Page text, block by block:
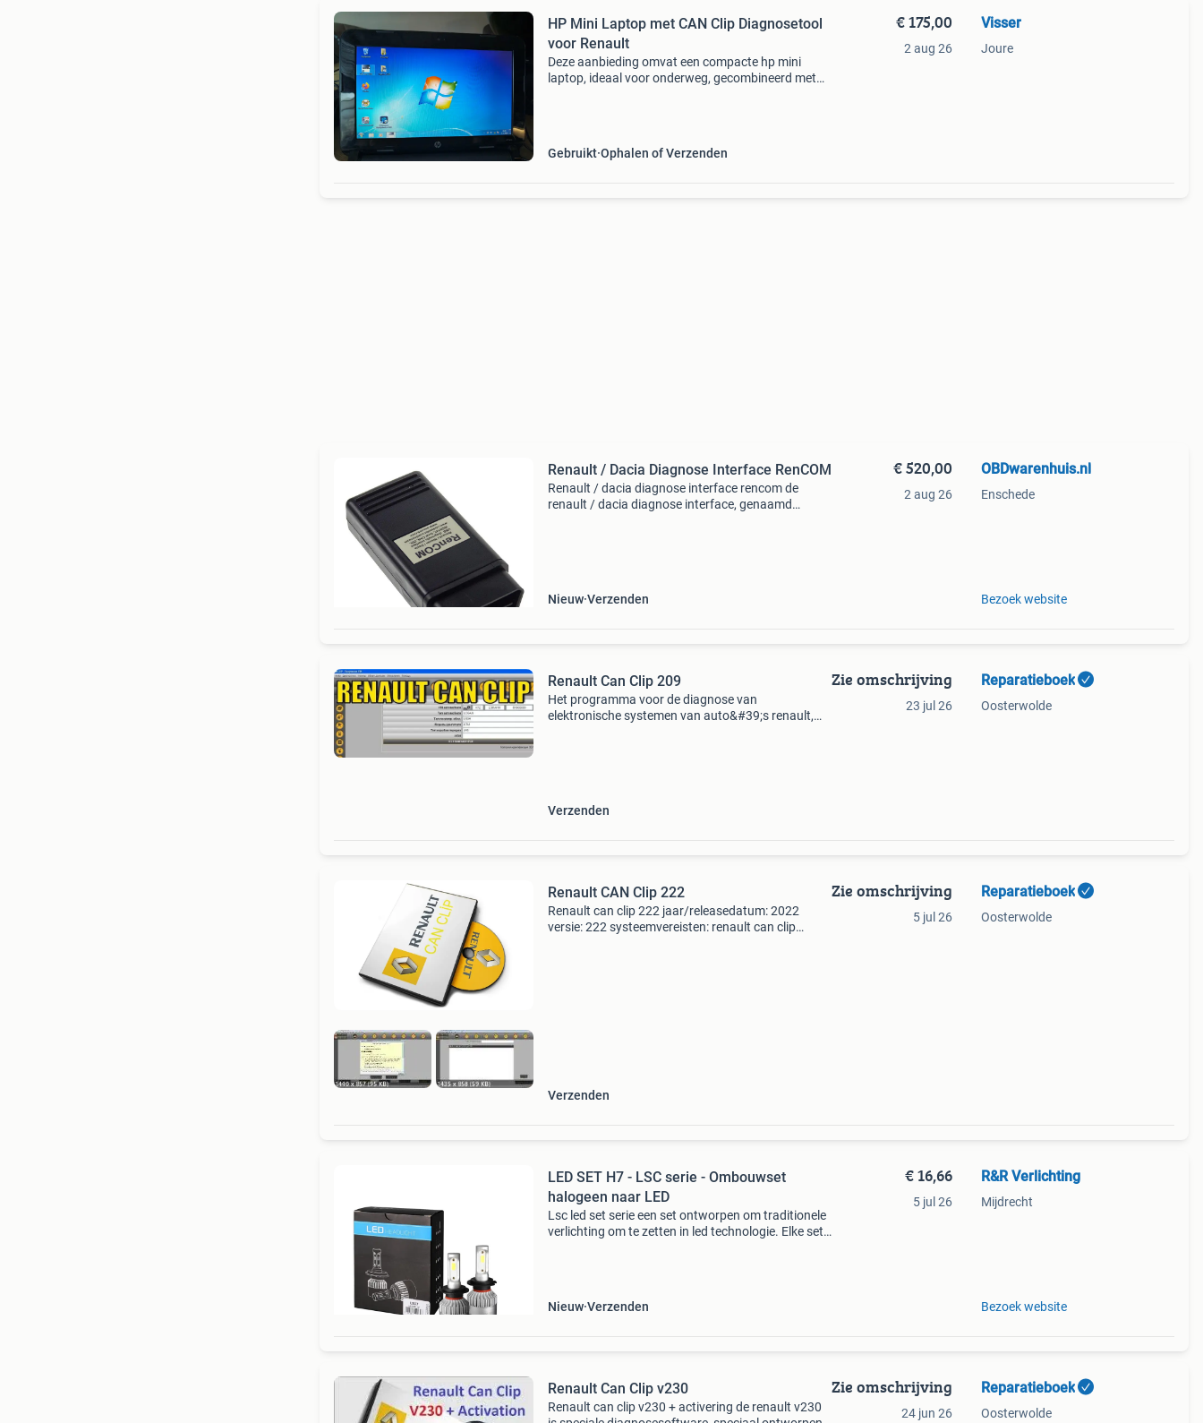
HP Mini Laptop met CAN Clip Diagnosetool
voor Renault
Deze aanbieding omvat een compacte hp mini
laptop, ideaal voor onderweg, gecombineerd met
Gebruikt Ophalen of Verzenden
€ 175,00
2 aug 26
Visser
Joure
Renault / Dacia Diagnose Interface RenCOM
Renault / dacia diagnose interface rencom de
renault / dacia diagnose interface, genaamd
Nieuw Verzenden
€ 520,00
2 aug 26
OBDwarenhuis.nl
Enschede
Bezoek website
Renault Can Clip 209
Het programma voor de diagnose van
elektronische systemen van auto&#39;s renault,
Verzenden
Zie omschrijving
23 jul 26
Reparatieboek
Oosterwolde
Renault CAN Clip 222
Renault can clip 222 jaar/releasedatum: 2022
versie: 222 systeemvereisten: renault can clip
Verzenden
Zie omschrijving
5 jul 26
Reparatieboek
Oosterwolde
LED SET H7 - LSC serie - Ombouwset
halogeen naar LED
Lsc led set serie een set ontworpen om traditionele
verlichting om te zetten in led technologie. Elke set
Nieuw Verzenden
€ 16,66
5 jul 26
R&R Verlichting
Mijdrecht
Bezoek website
Renault Can Clip v230
Renault can clip v230 + activering de renault v230
Zie omschrijving
24 jun 26
Reparatieboek
Oosterwolde